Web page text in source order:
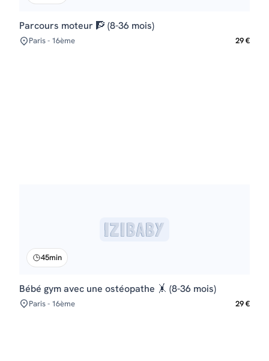
Parcours moteur 🧗 (8-36 mois)
Paris - 16ème 29 €
45min
Bébé gym avec une ostéopathe 🤸 (8-36 mois)
Paris - 16ème 29 €